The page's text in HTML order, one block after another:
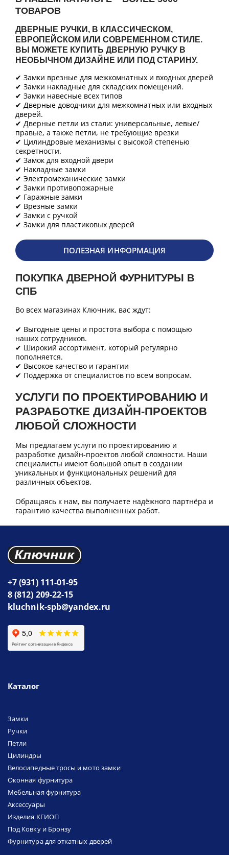
ТОВАРОВ
ДВЕРНЫЕ РУЧКИ, В КЛАССИЧЕСКОМ,
ЕВРОПЕЙСКОМ ИЛИ СОВРЕМЕННОМ СТИЛЕ.
ВЫ МОЖЕТЕ КУПИТЬ ДВЕРНУЮ РУЧКУ В
НЕОБЫЧНОМ ДИЗАЙНЕ ИЛИ ПОД СТАРИНУ.
✔ Замки врезные для межкомнатных и входных дверей
✔ Замки накладные для складских помещений.
✔ Замки навесные всех типов
✔ Дверные доводчики для межкомнатных или входных
дверей.
✔ Дверные петли из стали: универсальные, левые/
правые, а также петли, не требующие врезки
✔ Цилиндровые механизмы с высокой степенью
секретности.
✔ Замок для входной двери
✔ Накладные замки
✔ Электромеханические замки
✔ Замки противопожарные
✔ Гаражные замки
✔ Врезные замки
✔ Замки с ручкой
✔ Замки для пластиковых дверей
ПОЛЕЗНАЯ ИНФОРМАЦИЯ
ПОКУПКА ДВЕРНОЙ ФУРНИТУРЫ В
СПБ
Во всех магазинах Ключник, вас ждут:
✔ Выгодные цены и простота выбора с помощью
наших сотрудников.
✔ Широкий ассортимент, который регулярно
пополняется.
✔ Высокое качество и гарантии
✔ Поддержка от специалистов по всем вопросам.
УСЛУГИ ПО ПРОЕКТИРОВАНИЮ И
РАЗРАБОТКЕ ДИЗАЙН-ПРОЕКТОВ
ЛЮБОЙ СЛОЖНОСТИ
Мы предлагаем услуги по проектированию и
разработке дизайн-проектов любой сложности. Наши
специалисты имеют большой опыт в создании
уникальных и функциональных решений для
различных объектов.
Обращаясь к нам, вы получаете надёжного партнёра и
гарантию качества выполненных работ.
+7 (931) 111-01-95
8 (812) 209-22-15
kluchnik-spb@yandex.ru
Каталог
Замки
Ручки
Петли
Цилиндры
Велосипедные тросы и мото замки
Оконная фурнитура
Мебельная фурнитура
Аксессуары
Изделия КГИОП
Под Ковку и Бронзу
Фурнитура для откатных дверей